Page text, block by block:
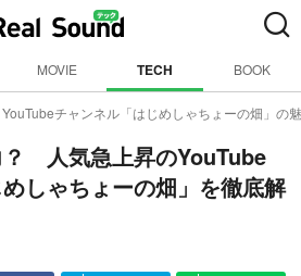
MOVIE TECH BOOK
YouTubeチャンネル「はじめしゃちょーの畑」の
？ 人気急上昇のYouTube
しゃちょーの畑」を徹底解